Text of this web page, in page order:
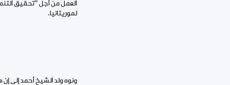
العمل من أجل “تحقيق
لموريتانيا.
ونوه ولد الشيخ أحمد إلى